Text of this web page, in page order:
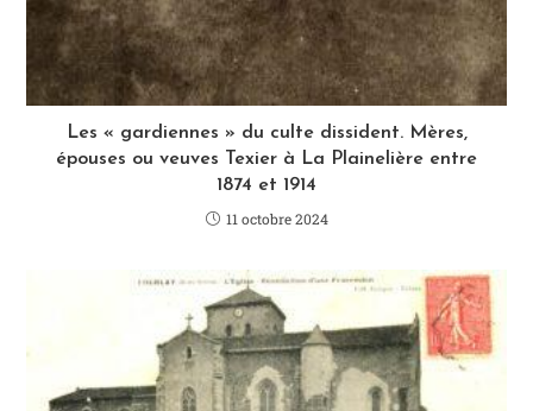
Les « gardiennes » du culte dissident. Mères,
épouses ou veuves Texier à La Plainelière entre
1874 et 1914
11 octobre 2024